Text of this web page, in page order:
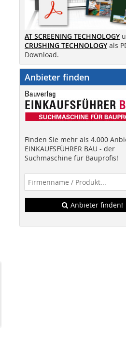
AT SCREENING TECHNOLOGY
CRUSHING TECHNOLOGY als
Download.
Anbieter finden
Finden Sie mehr als 4.000
EINKAUFSFÜHRER BAU - der
Suchmaschine für Bauprofis!
Anbieter finden!